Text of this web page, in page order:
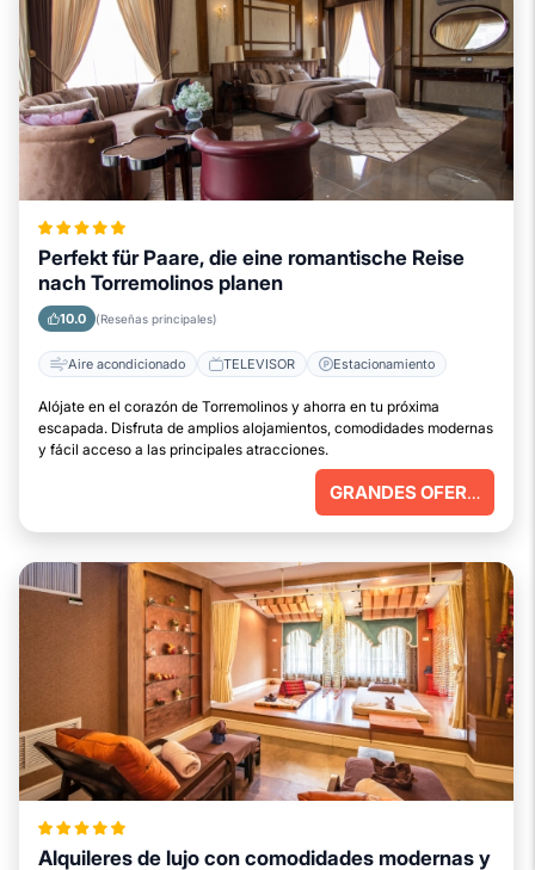
Perfekt für Paare, die eine romantische Reise
nach Torremolinos planen
10.0 (Reseñas principales)
Aire acondicionado TELEVISOR Estacionamiento
Alójate en el corazón de Torremolinos y ahorra en tu próxima
escapada. Disfruta de amplios alojamientos, comodidades modernas
y fácil acceso a las principales atracciones.
GRANDES OFERTAS
Alquileres de lujo con comodidades modernas y